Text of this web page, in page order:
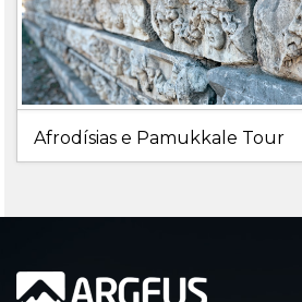
Afrodísias e Pamukkale Tour